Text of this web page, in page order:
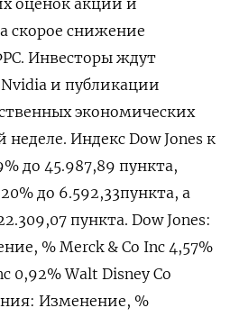
скорое снижение
Инвесторы ждут
Nvidia и публикации
экономических
Индекс Dow Jones к
до 45.987,89 пункта,
до 6.592,33​ пункта, а
пункта. Dow Jones:
% Merck & Co Inc 4,57%
0,92% Walt Disney Co
Изменение, %